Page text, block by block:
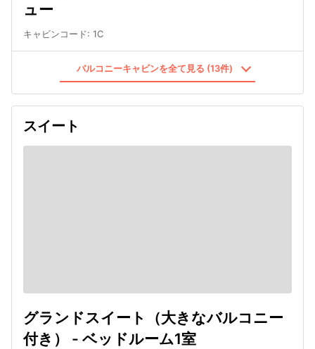
ュー
キャビンコード: 1C
バルコニーキャビンを全て見る (13件)
スイート
グランドスイート（大きなバルコニー
付き） - ベッドルーム1室